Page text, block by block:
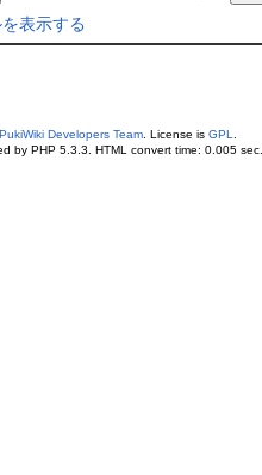
表示する
PukiWiki Developers Team. License is GPL
by PHP 5.3.3. HTML convert time: 0.005 sec.